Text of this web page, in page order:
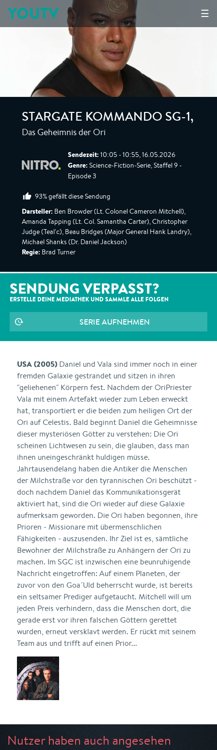
☰
YOUTV
STARGATE KOMMANDO SG-1,
Das Geheimnis der Ori
Sendezeit: 10:05 - 10:55, 16.05.2026
Genre: Science-Fiction-Serie, Staffel 9 -
Episode 3
93% gefällt diese Sendung
Darsteller: Ben Browder (Lt. Colonel Cameron Mitchell),
Amanda Tapping (Lt. Col. Samantha Carter), Christopher
Judge (Teal'c), Beau Bridges (Major General Hank Landry),
Michael Shanks (Dr. Daniel Jackson)
Regie: Brad Turner
SENDUNG VERPASST?
ERSTELLE DEINE MEDIATHEK UND SAMMLE ALLE FOLGEN
SERIE AUFNEHMEN
USA (2005) Daniel und Vala sind immer noch in einer
fremden Galaxie gestrandet und sitzen in ihren
"geliehenen" Körpern fest. Nachdem der OriPriester
Vala mit einem Artefakt wieder zum Leben erweckt
hat, transportiert er die beiden zum heiligen Ort der
Ori auf Celestis. Bald beginnt Daniel die Geheimnisse
dieser mysteriösen Götter zu verstehen: Die Ori
scheinen Lichtwesen zu sein, die glauben, dass man
ihnen uneingeschränkt huldigen müsse.
Jahrtausendelang haben die Antiker die Menschen
der Milchstraße vor den tyrannischen Ori beschützt -
doch nachdem Daniel das Kommunikationsgerät
aktiviert hat, sind die Ori wieder auf diese Galaxie
aufmerksam geworden. Die Ori haben begonnen, ihre
Prioren - Missionare mit übermenschlichen
Fähigkeiten - auszusenden. Ihr Ziel ist es, sämtliche
Bewohner der Milchstraße zu Anhängern der Ori zu
machen. Im SGC ist inzwischen eine beunruhigende
Nachricht eingetroffen: Auf einem Planeten, der
zuvor von den Goa´Uld beherrscht wurde, ist bereits
ein seltsamer Prediger aufgetaucht. Mitchell will um
jeden Preis verhindern, dass die Menschen dort, die
gerade erst vor ihren falschen Göttern gerettet
wurden, erneut versklavt werden. Er rückt mit seinem
Team aus und trifft auf einen Prior...
Nutzer haben auch angesehen